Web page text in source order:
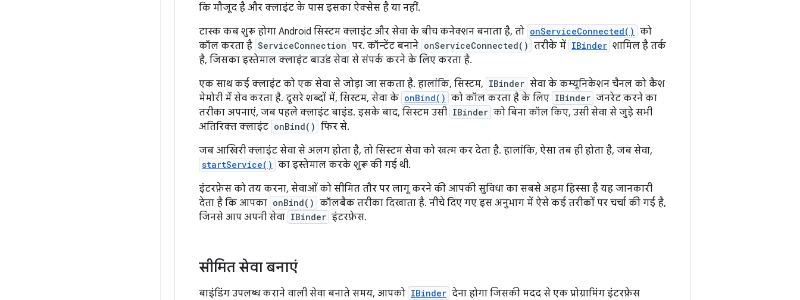
कि मौजूद है और क्लाइंट के पास इसका ऐक्सेस है या नहीं.
टास्क कब शुरू होगा Android सिस्टम क्लाइंट और सेवा के बीच कनेक्शन बनाता है, तो onServiceConnected() को
कॉल करता है ServiceConnection पर. कॉन्टेंट बनाने onServiceConnected() तरीके में IBinder शामिल है तर्क
है, जिसका इस्तेमाल क्लाइंट बाउंड सेवा से संपर्क करने के लिए करता है.
एक साथ कई क्लाइंट को एक सेवा से जोड़ा जा सकता है. हालांकि, सिस्टम, IBinder सेवा के कम्यूनिकेशन चैनल को कैश
मेमोरी में सेव करता है. दूसरे शब्दों में, सिस्टम, सेवा के onBind() को कॉल करता है के लिए IBinder जनरेट करने का
तरीका अपनाएं, जब पहले क्लाइंट बाइंड. इसके बाद, सिस्टम उसी IBinder को बिना कॉल किए, उसी सेवा से जुड़े सभी
अतिरिक्त क्लाइंट onBind() फिर से.
जब आखिरी क्लाइंट सेवा से अलग होता है, तो सिस्टम सेवा को खत्म कर देता है. हालांकि, ऐसा तब ही होता है, जब सेवा,
startService() का इस्तेमाल करके शुरू की गई थी.
इंटरफ़ेस को तय करना, सेवाओं को सीमित तौर पर लागू करने की आपकी सुविधा का सबसे अहम हिस्सा है यह जानकारी
देता है कि आपका onBind() कॉलबैक तरीका दिखाता है. नीचे दिए गए इस अनुभाग में ऐसे कई तरीकों पर चर्चा की गई है,
जिनसे आप अपनी सेवा IBinder इंटरफ़ेस.
सीमित सेवा बनाएं
बाइंडिंग उपलब्ध कराने वाली सेवा बनाते समय, आपको IBinder देना होगा जिसकी मदद से एक प्रोग्रामिंग इंटरफ़ेस